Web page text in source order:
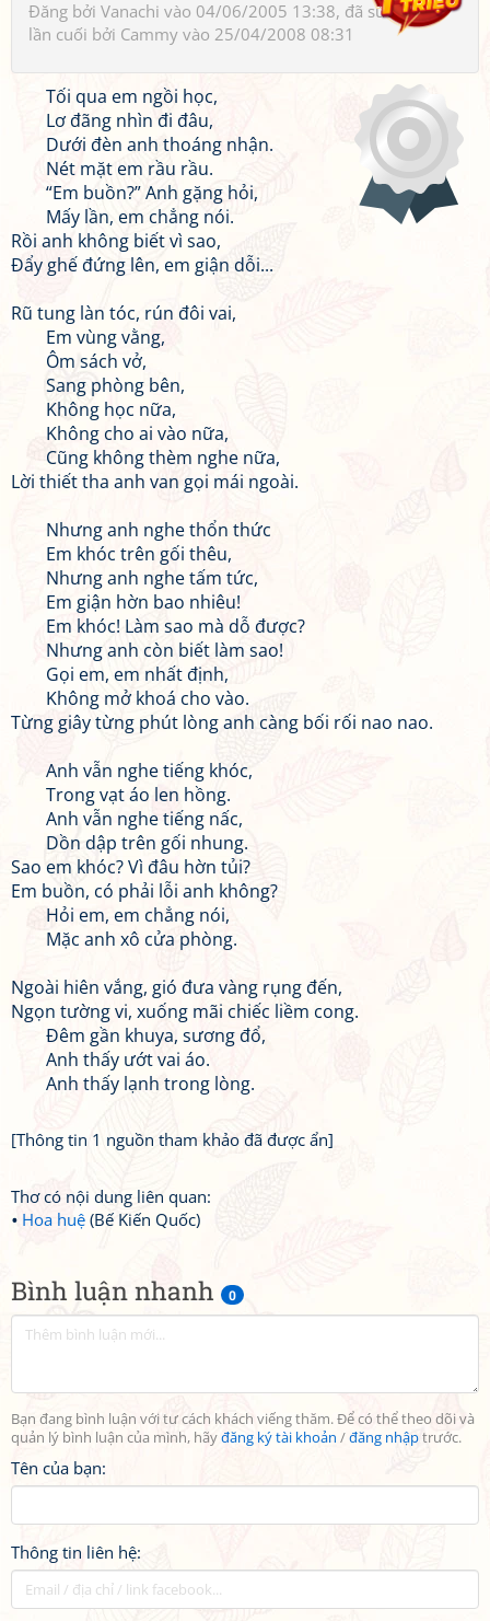
Bình luận nhanh 0
Bạn đang bình luận với tư cách khách viếng thăm. Để có thể theo dõi và
quản lý bình luận của mình, hãyđăng ký tài khoản /đăng nhậptrước.
Tên của bạn:
Thông tin liên hệ:
Đăng bởi Vanachi vào 04/06/2005 13:38, đã sửa 2 lần,
lần cuối bởi Cammy vào 25/04/2008 08:31
Tối qua em ngồi học,
Lơ đãng nhìn đi đâu,
Dưới đèn anh thoáng nhận.
Nét mặt em rầu rầu.
“Em buồn?” Anh gặng hỏi,
Mấy lần, em chẳng nói.
Rồi anh không biết vì sao,
Đẩy ghế đứng lên, em giận dỗi...
Rũ tung làn tóc, rún đôi vai,
Em vùng vằng,
Ôm sách vở,
Sang phòng bên,
Không học nữa,
Không cho ai vào nữa,
Cũng không thèm nghe nữa,
Lời thiết tha anh van gọi mái ngoài.
Nhưng anh nghe thổn thức
Em khóc trên gối thêu,
Nhưng anh nghe tấm tức,
Em giận hờn bao nhiêu!
Em khóc! Làm sao mà dỗ được?
Nhưng anh còn biết làm sao!
Gọi em, em nhất định,
Không mở khoá cho vào.
Từng giây từng phút lòng anh càng bối rối nao nao.
Anh vẫn nghe tiếng khóc,
Trong vạt áo len hồng.
Anh vẫn nghe tiếng nấc,
Dồn dập trên gối nhung.
Sao em khóc? Vì đâu hờn tủi?
Em buồn, có phải lỗi anh không?
Hỏi em, em chẳng nói,
Mặc anh xô cửa phòng.
Ngoài hiên vắng, gió đưa vàng rụng đến,
Ngọn tường vi, xuống mãi chiếc liềm cong.
Đêm gần khuya, sương đổ,
Anh thấy ướt vai áo.
Anh thấy lạnh trong lòng.
[Thông tin 1 nguồn tham khảo đã được ẩn]
Thơ có nội dung liên quan:
Hoa huệ (Bế Kiến Quốc)